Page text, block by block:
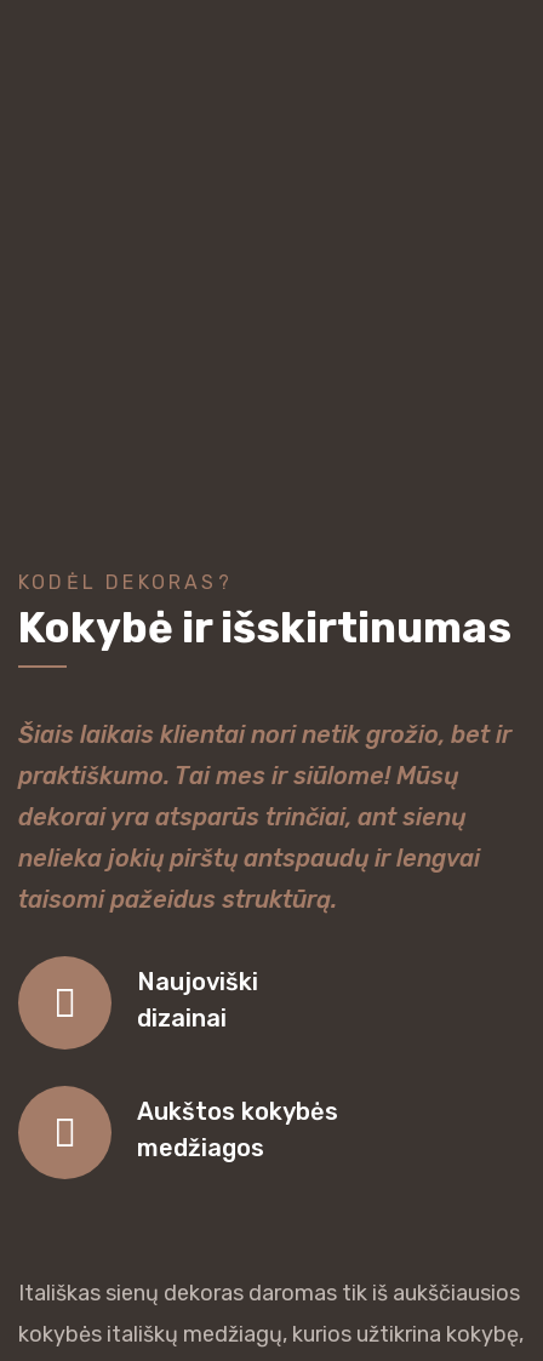
KODĖL DEKORAS?
Kokybė ir išskirtinumas
Šiais laikais klientai nori netik grožio, bet ir
praktiškumo. Tai mes ir siūlome! Mūsų
dekorai yra atsparūs trinčiai, ant sienų
nelieka jokių pirštų antspaudų ir lengvai
taisomi pažeidus struktūrą.
Naujoviški
dizainai
Aukštos kokybės
medžiagos
Itališkas sienų dekoras daromas tik iš aukščiausios
kokybės itališkų medžiagų, kurios užtikrina kokybę,